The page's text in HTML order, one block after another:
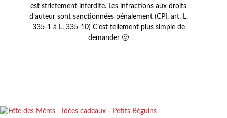
est strictement interdite. Les infractions aux droits
d’auteur sont sanctionnées pénalement (CPI, art. L.
335-1 à L. 335-10) C’est tellement plus simple de
demander 🙂